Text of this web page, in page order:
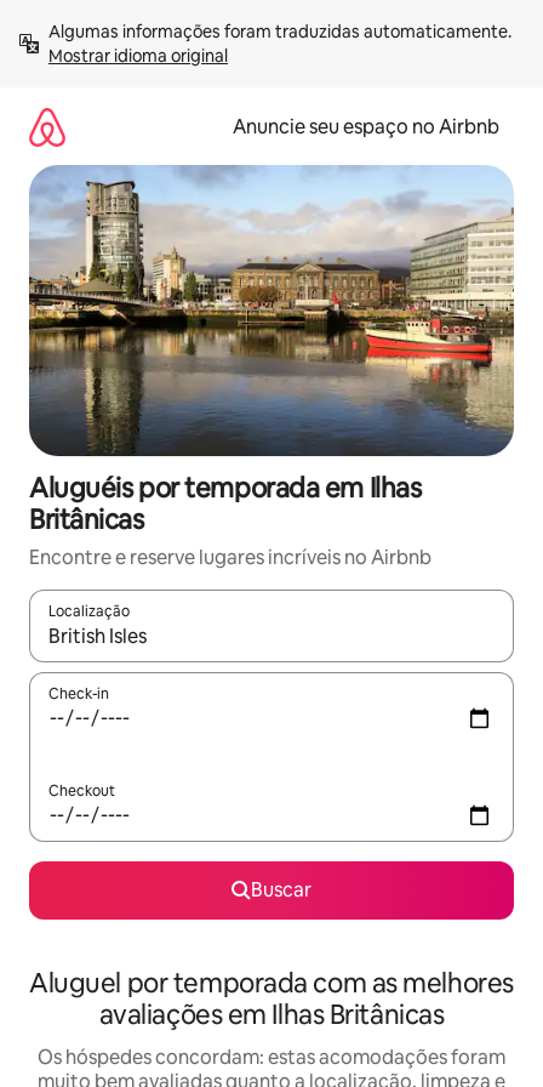
para
Mostrar idioma original
Anuncie seu espaço no Airbnb
Aluguéis por temporada em Ilhas
Britânicas
Encontre e reserve lugares incríveis no Airbnb
Localização
Quando os resultados estiverem disponíveis, explore-os
Check-in
Checkout
Buscar
Aluguel por temporada com as melhores
avaliações em Ilhas Britânicas
Os hóspedes concordam: estas acomodações foram
muito bem avaliadas quanto a localização, limpeza e